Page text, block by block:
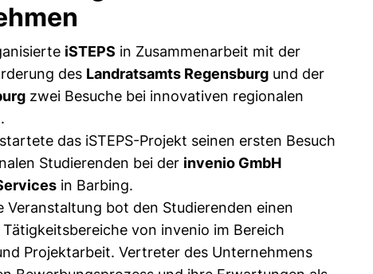
iSTEPS in Zusammenarbeit mit der
des Landratsamts Regensburg und der
zwei Besuche bei innovativen regionalen
das iSTEPS-Projekt seinen ersten Besuch
Studierenden bei der invenio GmbH
in Barbing.
Veranstaltung bot den Studierenden einen
von invenio im Bereich
Projektarbeit. Vertreter des Unternehmens